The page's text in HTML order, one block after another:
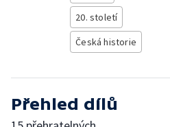
20. století
Česká historie
Přehled dílů